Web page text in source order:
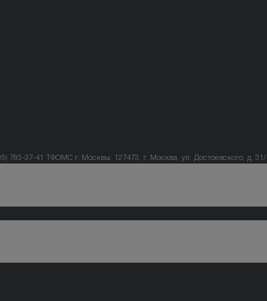
785-37-41 ТФОМС г. Москвы: 127473, г. Москва, ул. Достоевского, д. 31/